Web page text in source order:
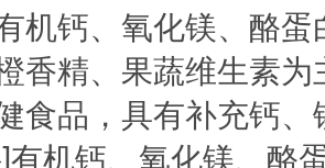
机钙、氧化镁、酪
香精、果蔬维生素为
食品，具有补充钙
有机钙、氧化镁、酪